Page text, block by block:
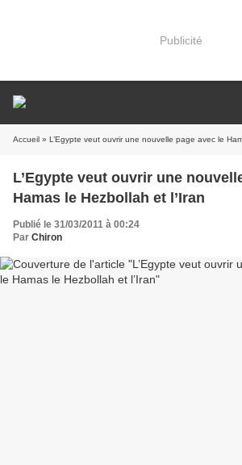
Publicité
Accueil » L’Egypte veut ouvrir une nouvelle page avec le
L’Egypte veut ouvrir une
Hamas le Hezbollah et l’Iran
Publié le 31/03/2011 à 00:24
Par Chiron